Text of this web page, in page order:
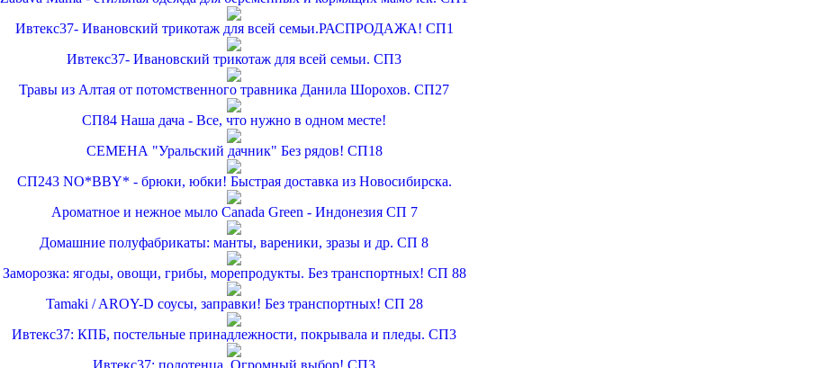
Ивтекс37- Ивановский трикотаж для всей семьи.РАСПРОДАЖА! СП1
Ивтекс37- Ивановский трикотаж для всей семьи. СП3
Травы из Алтая от потомственного травника Данила Шорохов. СП27
СП84 Наша дача - Все, что нужно в одном месте!
СЕМЕНА "Уральский дачник" Без рядов! СП18
СП243 NO*BBY* - брюки, юбки! Быстрая доставка из Новосибирска.
Ароматное и нежное мыло Canada Green - Индонезия СП 7
Домашние полуфабрикаты: манты, вареники, зразы и др. СП 8
Заморозка: ягоды, овощи, грибы, морепродукты. Без транспортных! СП 88
Tamaki / AROY-D соусы, заправки! Без транспортных! СП 28
Ивтекс37: КПБ, постельные принадлежности, покрывала и пледы. СП3
Ивтекс37: полотенца. Огромный выбор! СП3